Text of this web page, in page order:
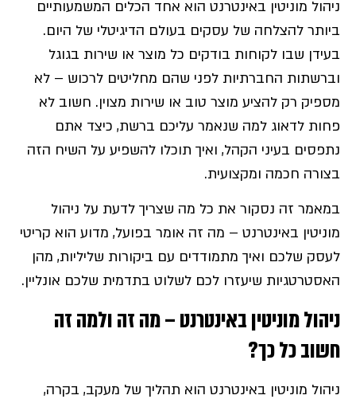
ניהול מוניטין באינטרנט הוא אחד הכלים המשמעותיים
ביותר להצלחה של עסקים בעולם הדיגיטלי של היום.
בעידן שבו לקוחות בודקים כל מוצר או שירות בגוגל
וברשתות החברתיות לפני שהם מחליטים לרכוש – לא
מספיק רק להציע מוצר טוב או שירות מצוין. חשוב לא
פחות לדאוג למה שנאמר עליכם ברשת, כיצד אתם
נתפסים בעיני הקהל, ואיך תוכלו להשפיע על השיח הזה
בצורה חכמה ומקצועית.
במאמר זה נסקור את כל מה שצריך לדעת על ניהול
מוניטין באינטרנט – מה זה אומר בפועל, מדוע הוא קריטי
לעסק שלכם ואיך מתמודדים עם ביקורות שליליות, מהן
האסטרטגיות שיעזרו לכם לשלוט בתדמית שלכם אונליין.
ניהול מוניטין באינטרנט – מה זה ולמה זה
חשוב כל כך?
ניהול מוניטין באינטרנט הוא תהליך של מעקב, בקרה,